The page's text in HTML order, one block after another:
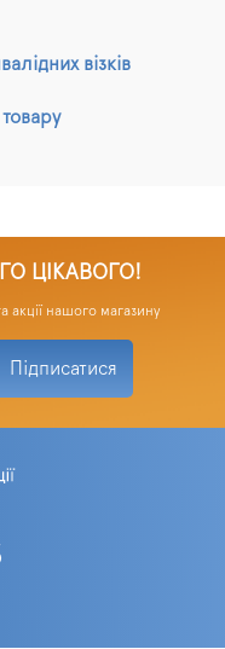
візків
ЦІКАВОГО!
акції нашого магазину
Підписатися